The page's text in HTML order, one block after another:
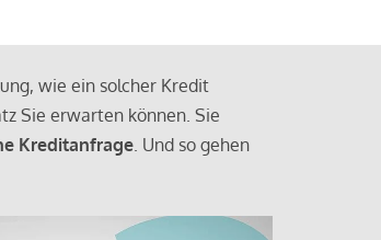
wie ein solcher Kredit
Sie erwarten können. Sie
Kreditanfrage. Und so gehen